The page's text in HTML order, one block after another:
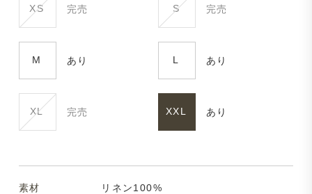
XS 完売 S 完売
M あり L あり
XL 完売 XXL あり
素材 リネン100%